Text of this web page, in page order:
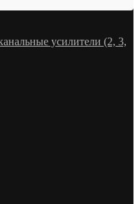
усилители (2, 3,